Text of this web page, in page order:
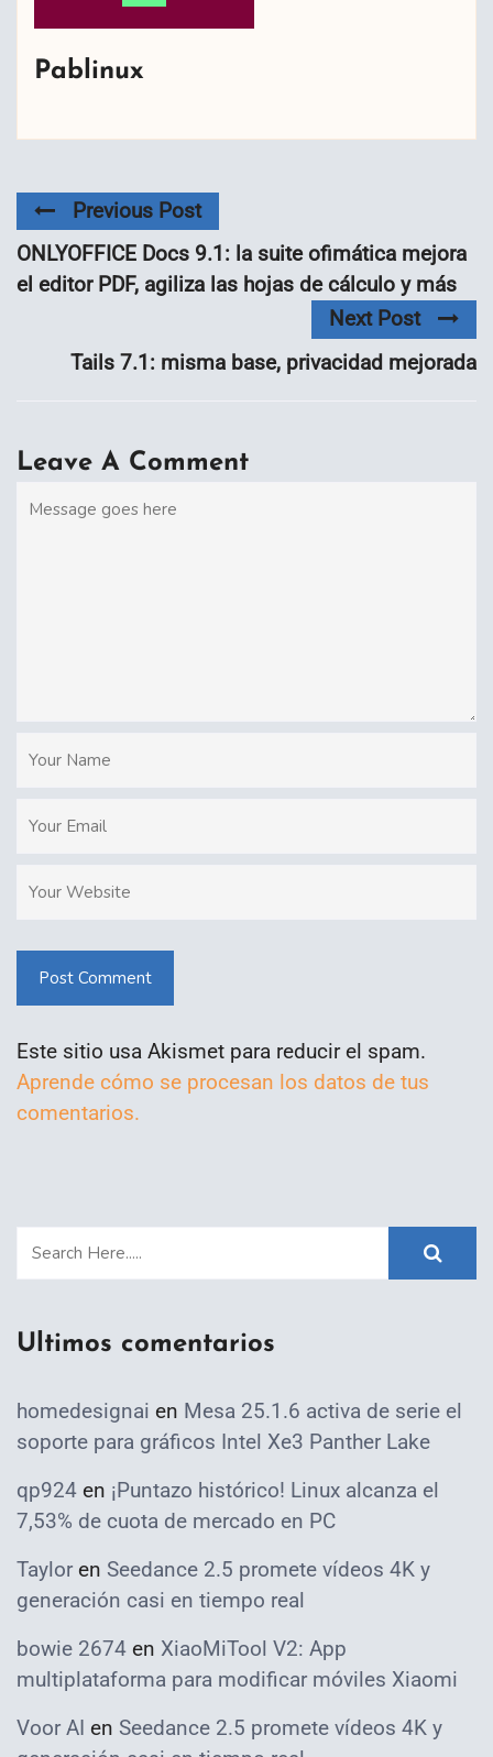
Pablinux
Previous Post
ONLYOFFICE Docs 9.1: la suite ofimática mejora
el editor PDF, agiliza las hojas de cálculo y más
Next Post
Tails 7.1: misma base, privacidad mejorada
Leave A Comment
Post Comment
Este sitio usa Akismet para reducir el spam.
Aprende cómo se procesan los datos de tus
comentarios.
Ultimos comentarios
homedesignai en Mesa 25.1.6 activa de serie el
soporte para gráficos Intel Xe3 Panther Lake
qp924 en ¡Puntazo histórico! Linux alcanza el
7,53% de cuota de mercado en PC
Taylor en Seedance 2.5 promete vídeos 4K y
generación casi en tiempo real
bowie 2674 en XiaoMiTool V2: App
multiplataforma para modificar móviles Xiaomi
Voor AI en Seedance 2.5 promete vídeos 4K y